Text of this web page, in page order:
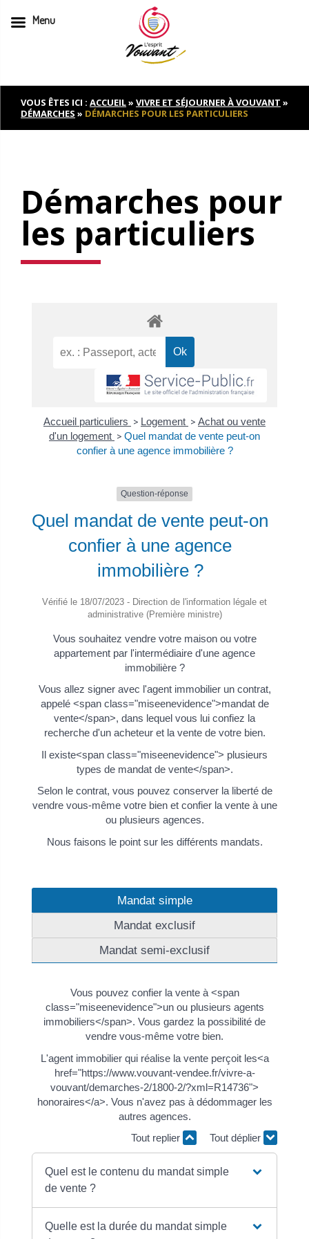
to
contentVOUS ÊTES ICI : ACCUEIL» VIVRE ET SÉJOURNER À VOUVANT »
DÉMARCHES » DÉMARCHES POUR LES PARTICULIERS
Démarches pour
les particuliers
Accueil particuliers > Logement > Achat ou vente
d'un logement > Quel mandat de vente peut-on
confier à une agence immobilière ?
Question-réponse
Quel mandat de vente peut-on
confier à une agence
immobilière ?
Vérifié le 18/07/2023 - Direction de l'information légale et
administrative (Première ministre)
Vous souhaitez vendre votre maison ou votre
appartement par l'intermédiaire d'une agence
immobilière ?
Vous allez signer avec l'agent immobilier un contrat,
appelé <span class="miseenevidence">mandat de
vente</span>, dans lequel vous lui confiez la
recherche d'un acheteur et la vente de votre bien.
Il existe<span class="miseenevidence"> plusieurs
types de mandat de vente</span>.
Selon le contrat, vous pouvez conserver la liberté de
vendre vous-même votre bien et confier la vente à une
ou plusieurs agences.
Nous faisons le point sur les différents mandats.
Mandat simple
Mandat exclusif
Mandat semi-exclusif
Vous pouvez confier la vente à <span
class="miseenevidence">un ou plusieurs agents
immobiliers</span>. Vous gardez la possibilité de
vendre vous-même votre bien.
L'agent immobilier qui réalise la vente perçoit les<a
href="https://www.vouvant-vendee.fr/vivre-a-
vouvant/demarches-2/1800-2/?xml=R14736">
honoraires</a>. Vous n'avez pas à dédommager les
autres agences.
Tout replier
Tout déplier
Quel est le contenu du mandat simple
de vente ?
Quelle est la durée du mandat simple
Menu